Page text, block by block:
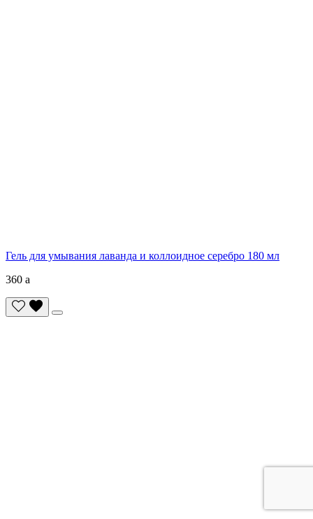
Гель для умывания лаванда и коллоидное серебро 180 мл
360 a